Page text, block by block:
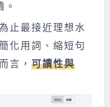
止最接近理想水
化用詞、縮短句
言， 可讀性與